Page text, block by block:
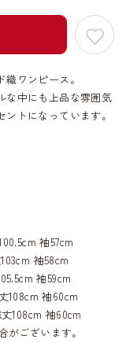
ワンピース。
な中にも上品な雰囲気
トになっています。
袖57cm
袖58cm
袖59cm
108cm 袖60cm
108cm 袖60cm
ございます。